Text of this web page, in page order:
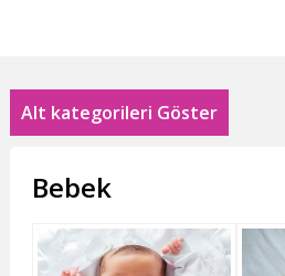
Alt kategorileri Göster
Bebek